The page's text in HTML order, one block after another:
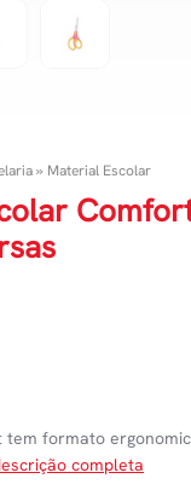
» Material Escolar
tem formato
completa